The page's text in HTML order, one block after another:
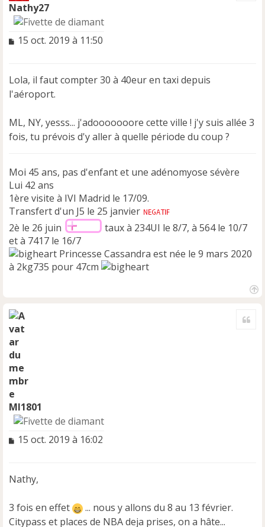
Nathy27
M
a
g
n
o
n
15 oct. 2019 à 11:50
Lola, il faut compter 30 à 40eur en taxi depuis
l'aéroport.
ML, NY, yesss... j'adooooooore cette ville ! j'y suis allée 3
fois, tu prévois d'y aller à quelle période du coup ?
Moi 45 ans, pas d'enfant et une adénomyose sévère
Lui 42 ans
1ère visite à IVI Madrid le 17/09.
Transfert d'un J5 le 25 janvier
2è le 26 juin
taux à 234UI le 8/7, à 564 le 10/7
et à 7417 le 16/7
Princesse Cassandra est née le 9 mars 2020
à 2kg735 pour 47cm
Ml1801
M
s
a
e
n
15 oct. 2019 à 16:02
Nathy,
3 fois en effet
... nous y allons du 8 au 13 février.
Citypass et places de NBA deja prises, on a hâte...